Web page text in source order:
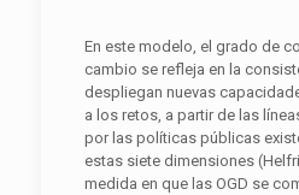
En este modelo, el grado de
cambio se refleja en la
despliegan nuevas
a los retos, a partir de las
por las políticas públicas
estas siete dimensiones
medida en que las OGD se